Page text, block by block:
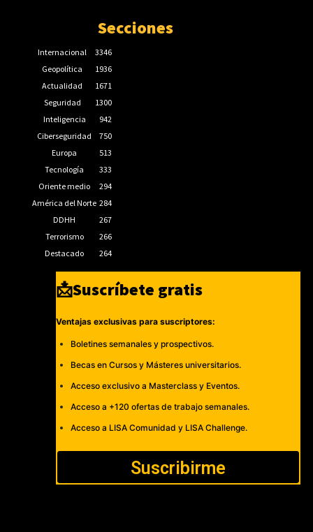
Secciones
Internacional
3346
Geopolítica
1936
Actualidad
1671
Seguridad
1300
Inteligencia
942
Ciberseguridad
750
Europa
513
Tecnología
333
Oriente medio
294
América del Norte 284
DDHH
267
Terrorismo
266
Destacado
264
📩Suscríbete gratis
Ventajas exclusivas para suscriptores:
Boletines semanales y prospectivos.
Becas en Cursos y Másteres universitarios.
Acceso exclusivo a Masterclass y Eventos.
Acceso a +120 ofertas de trabajo semanales.
Acceso a LISA Comunidad y LISA Challenge.
Suscribirme